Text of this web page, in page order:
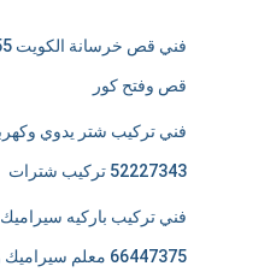
قص وفتح كور
فني تركيب شتر يدوي
52227343 تركيب شترات
فني تركيب باركيه
66447375 معلم سيراميك و باركيه